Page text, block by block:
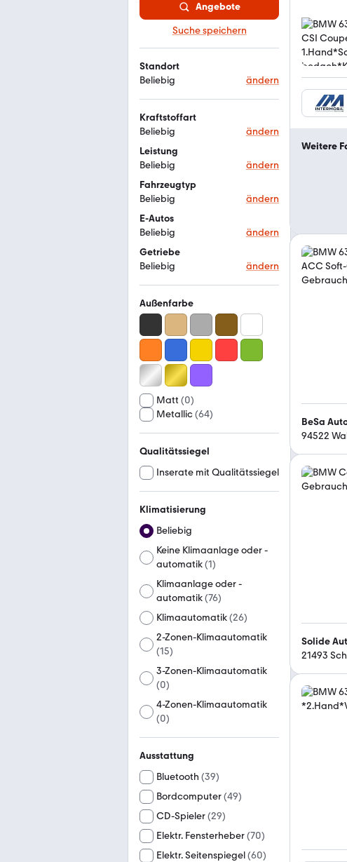
Angebote
Suche speichern
Standort
Beliebig
ändern
Kraftstoffart
Beliebig
ändern
Leistung
Beliebig
ändern
Fahrzeugtyp
Beliebig
ändern
E-Autos
Beliebig
ändern
Getriebe
Beliebig
ändern
Außenfarbe
Matt (0)
Metallic(64)
Qualitätssiegel
Inserate mit Qualitätssiegel
Klimatisierung
Beliebig
Keine Klimaanlage oder -
automatik(1)
Klimaanlage oder -
automatik(76)
Klimaautomatik(26)
2-Zonen-Klimaautomatik
(15)
3-Zonen-Klimaautomatik
(0)
4-Zonen-Klimaautomatik
(0)
Ausstattung
Bluetooth (39)
Bordcomputer(49)
CD-Spieler(29)
Elektr. Fensterheber(70)
Elektr. Seitenspiegel(60)
Weitere
BeSa
94522
Solide
21493